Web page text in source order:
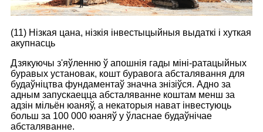
(11) Нізкая цана, нізкія інвестыцыйныя выдаткі і хуткая
акупнасць
Дзякуючы з'яўленню ў апошнія гады міні-ратацыйных
буравых установак, кошт буравога абсталявання для
будаўніцтва фундаментаў значна знізіўся. Адно за
адным запускаецца абсталяванне коштам менш за
адзін мільён юаняў, а некаторыя нават інвестуюць
больш за 100 000 юаняў у ўласнае будаўнічае
абсталяванне.